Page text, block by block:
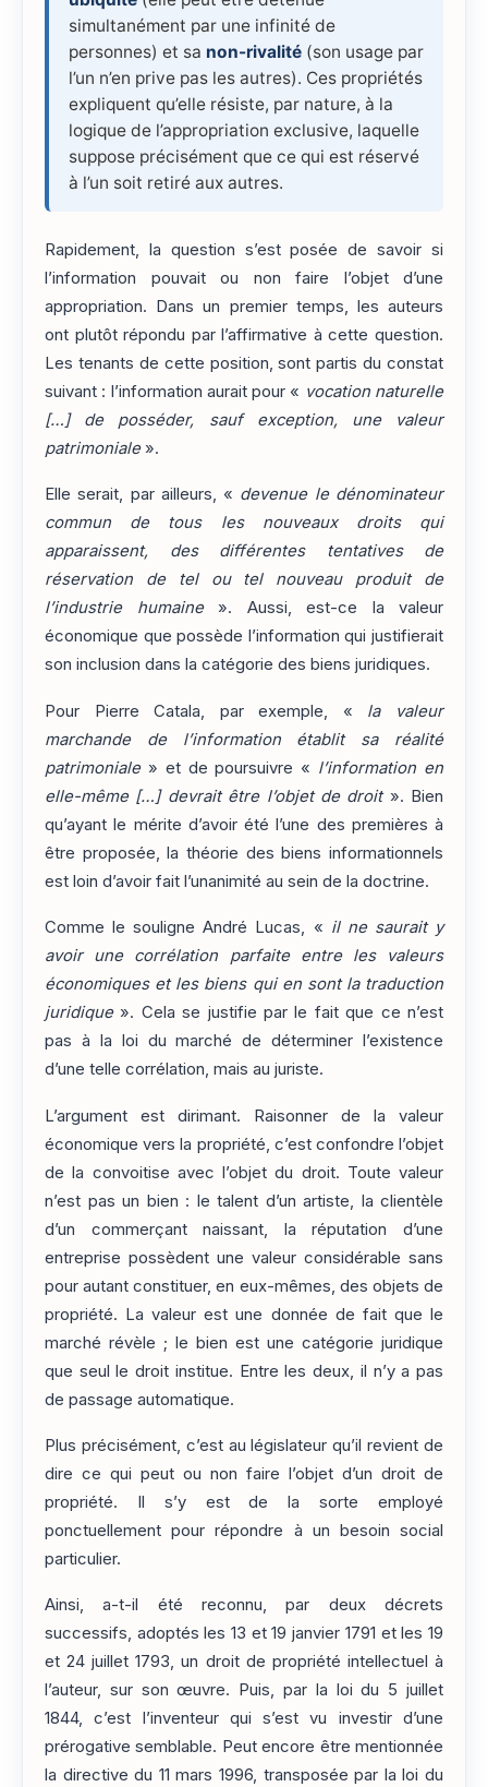
simultanément par une infinité de
personnes) et sa non-rivalité (son usage par
l’un n’en prive pas les autres). Ces propriétés
expliquent qu’elle résiste, par nature, à la
logique de l’appropriation exclusive, laquelle
suppose précisément que ce qui est réservé
à l’un soit retiré aux autres.
Rapidement, la question s’est posée de savoir si
l’information pouvait ou non faire l’objet d’une
appropriation. Dans un premier temps, les auteurs
ont plutôt répondu par l’affirmative à cette question.
Les tenants de cette position, sont partis du constat
suivant : l’information aurait pour « vocation naturelle
[…] de posséder, sauf exception, une valeur
patrimoniale».
Elle serait, par ailleurs, « devenue le dénominateur
commun de tous les nouveaux droits qui
apparaissent, des différentes tentatives de
réservation de tel ou tel nouveau produit de
l’industrie humaine». Aussi, est-ce la valeur
économique que possède l’information qui justifierait
son inclusion dans la catégorie des biens juridiques.
Pour Pierre Catala, par exemple, « la valeur
marchande de l’information établit sa réalité
patrimoniale» et de poursuivre « l’information en
elle-même […] devrait être l’objet de droit». Bien
qu’ayant le mérite d’avoir été l’une des premières à
être proposée, la théorie des biens informationnels
est loin d’avoir fait l’unanimité au sein de la doctrine.
Comme le souligne André Lucas, « il ne saurait y
avoir une corrélation parfaite entre les valeurs
économiques et les biens qui en sont la traduction
juridique». Cela se justifie par le fait que ce n’est
pas à la loi du marché de déterminer l’existence
d’une telle corrélation, mais au juriste.
L’argument est dirimant. Raisonner de la valeur
économique vers la propriété, c’est confondre l’objet
de la convoitise avec l’objet du droit. Toute valeur
n’est pas un bien : le talent d’un artiste, la clientèle
d’un commerçant naissant, la réputation d’une
entreprise possèdent une valeur considérable sans
pour autant constituer, en eux-mêmes, des objets de
propriété. La valeur est une donnée de fait que le
marché révèle ; le bien est une catégorie juridique
que seul le droit institue. Entre les deux, il n’y a pas
de passage automatique.
Plus précisément, c’est au législateur qu’il revient de
dire ce qui peut ou non faire l’objet d’un droit de
propriété. Il s’y est de la sorte employé
ponctuellement pour répondre à un besoin social
particulier.
Ainsi, a-t-il été reconnu, par deux décrets
successifs, adoptés les 13 et 19 janvier 1791 et les 19
et 24 juillet 1793, un droit de propriété intellectuel à
l’auteur, sur son œuvre. Puis, par la loi du 5 juillet
1844, c’est l’inventeur qui s’est vu investir d’une
prérogative semblable. Peut encore être mentionnée
la directive du 11 mars 1996, transposée par la loi du